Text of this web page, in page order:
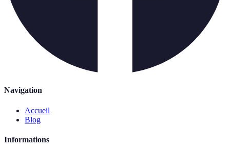
Navigation
Accueil
Blog
Informations